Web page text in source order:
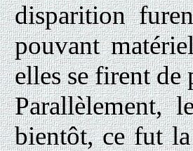
disparition
pouvant
elles se firent de
Parallèlement,
bientôt, ce fut